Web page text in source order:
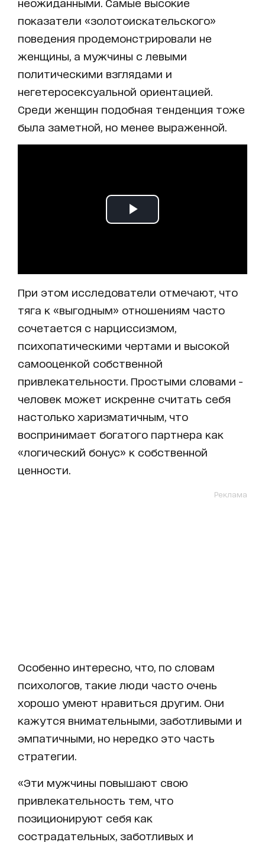
неожиданными. Самые высокие
показатели «золотоискательского»
поведения продемонстрировали не
женщины, а мужчины с левыми
политическими взглядами и
негетеросексуальной ориентацией.
Среди женщин подобная тенденция тоже
была заметной, но менее выраженной.
При этом исследователи отмечают, что
тяга к «выгодным» отношениям часто
сочетается с нарциссизмом,
психопатическими чертами и высокой
самооценкой собственной
привлекательности. Простыми словами -
человек может искренне считать себя
настолько харизматичным, что
воспринимает богатого партнера как
«логический бонус» к собственной
ценности.
Реклама
Особенно интересно, что, по словам
психологов, такие люди часто очень
хорошо умеют нравиться другим. Они
кажутся внимательными, заботливыми и
эмпатичными, но нередко это часть
стратегии.
«Эти мужчины повышают свою
привлекательность тем, что
позиционируют себя как
сострадательных, заботливых и